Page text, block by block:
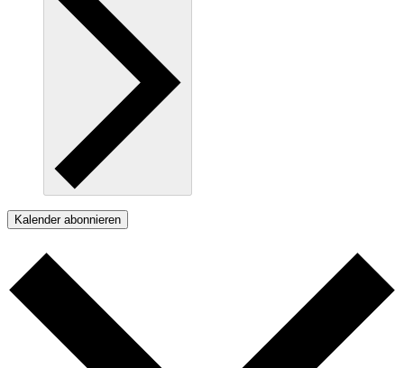
Kalender abonnieren